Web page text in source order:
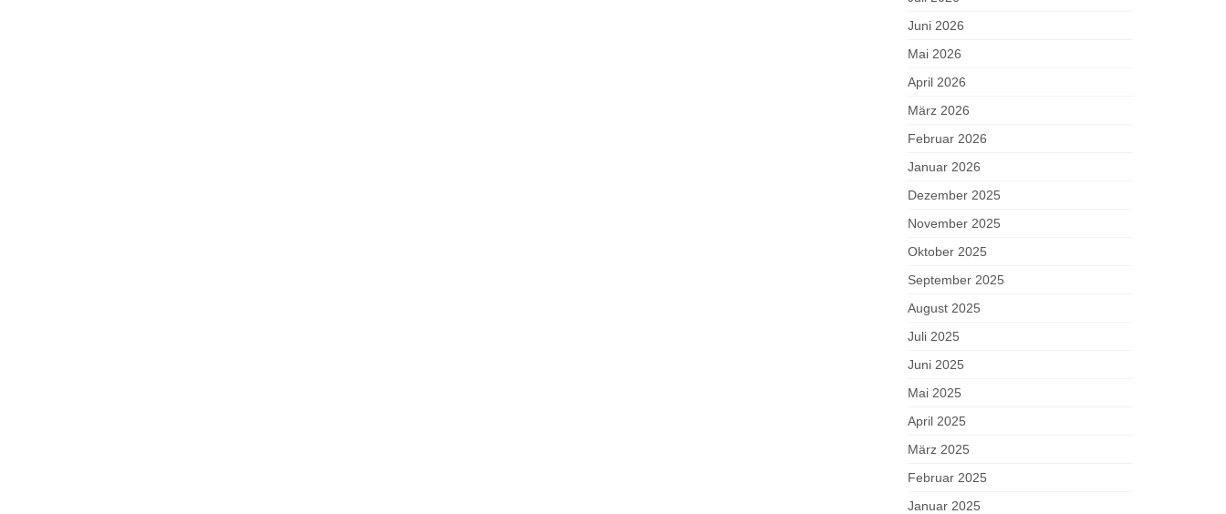
Juni 2026
Mai 2026
April 2026
März 2026
Februar 2026
Januar 2026
Dezember 2025
November 2025
Oktober 2025
September 2025
August 2025
Juli 2025
Juni 2025
Mai 2025
April 2025
März 2025
Februar 2025
Januar 2025